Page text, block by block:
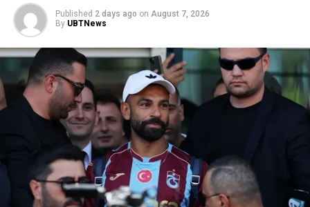
Published 2 days ago on August 7, 2026
By UBTNews